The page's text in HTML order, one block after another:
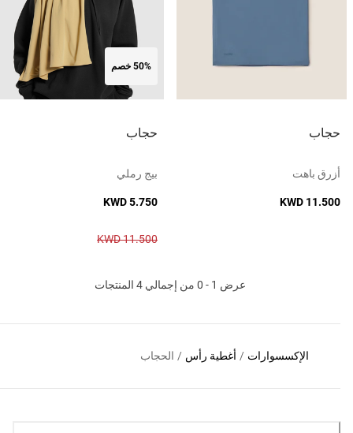
حجاب
أزرق باهت
KWD 11.500
50% خصم
حجاب
بيج رملي
KWD 5.750
KWD 11.500
عرض 1 - 0 من إجمالي 4 المنتجات
الإكسسوارات / أغطية رأس / الحجاب